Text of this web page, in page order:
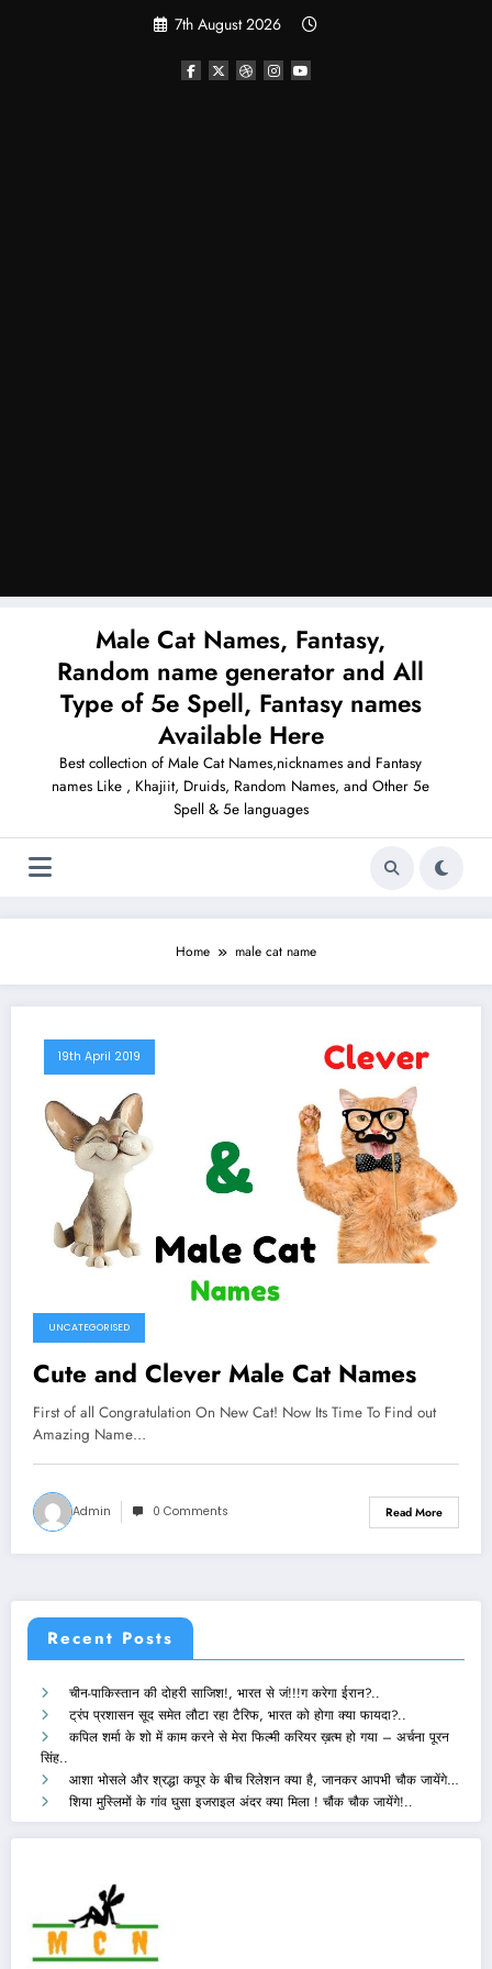
7th August 2026
Male Cat Names, Fantasy,
Random name generator and All
Type of 5e Spell, Fantasy names
Available Here
Best collection of Male Cat Names,nicknames and Fantasy
names Like , Khajiit, Druids, Random Names, and Other 5e
Spell & 5e languages
Home male cat name
19th April 2019
UNCATEGORISED
Cute and Clever Male Cat Names
First of all Congratulation On New Cat! Now Its Time To Find out
Amazing Name…
Admin 0 Comments Read More
Recent Posts
चीन-पाकिस्तान की दोहरी साजिश!, भारत से जं!!!ग करेगा ईरान?..
ट्रंप प्रशासन सूद समेत लौटा रहा टैरिफ, भारत को होगा क्या फायदा?..
कपिल शर्मा के शो में काम करने से मेरा फिल्मी करियर ख़त्म हो गया – अर्चना पूरन
सिंह..
आशा भोसले और श्रद्धा कपूर के बीच रिलेशन क्या है, जानकर आपभी चौक जायेंगे…
शिया मुस्लिमों के गांव घुसा इजराइल अंदर क्या मिला ! चौंक चौक जायेंगे!..